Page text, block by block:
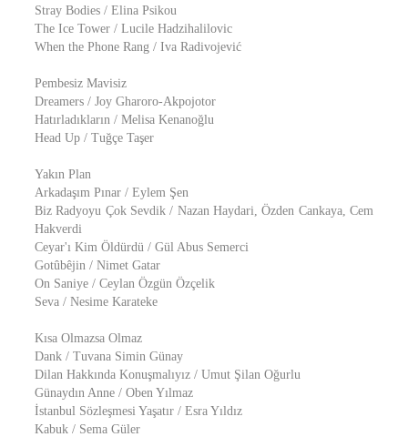
Stray Bodies / Elina Psikou
The Ice Tower / Lucile Hadzihalilovic
When the Phone Rang / Iva Radivojević
Pembesiz Mavisiz
Dreamers / Joy Gharoro-Akpojotor
Hatırladıkların / Melisa Kenanoğlu
Head Up / Tuğçe Taşer
Yakın Plan
Arkadaşım Pınar / Eylem Şen
Biz Radyoyu Çok Sevdik / Nazan Haydari, Özden Cankaya, Cem
Hakverdi
Ceyar'ı Kim Öldürdü / Gül Abus Semerci
Gotûbêjin / Nimet Gatar
On Saniye / Ceylan Özgün Özçelik
Seva / Nesime Karateke
Kısa Olmazsa Olmaz
Dank / Tuvana Simin Günay
Dilan Hakkında Konuşmalıyız / Umut Şilan Oğurlu
Günaydın Anne / Oben Yılmaz
İstanbul Sözleşmesi Yaşatır / Esra Yıldız
Kabuk / Sema Güler